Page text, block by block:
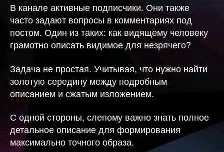
В канале активные подписчики. Они также
часто задают вопросы в комментариях под
постом. Один из таких: как видящему человеку
грамотно описать видимое для незрячего?
Задача не простая. Учитывая, что нужно найти
золотую середину между подробным
описанием и сжатым изложением.
С одной стороны, слепому важно знать полное
детальное описание для формирования
максимально точного образа.